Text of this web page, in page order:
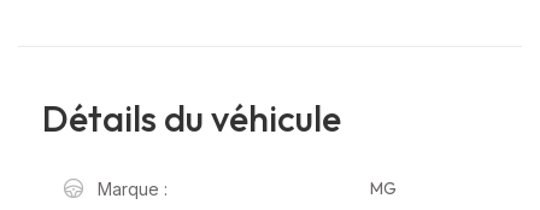
Détails du véhicule
Marque : MG